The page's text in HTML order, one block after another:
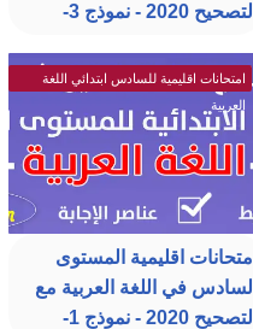
التصحيح 2020 - نموذج 3-
امتحانات اقليمية للسادس ابتدائي اللغة
العربية
امتحانات اقليمية المستوى
السادس في اللغة العربية مع
التصحيح 2020 - نموذج 1-